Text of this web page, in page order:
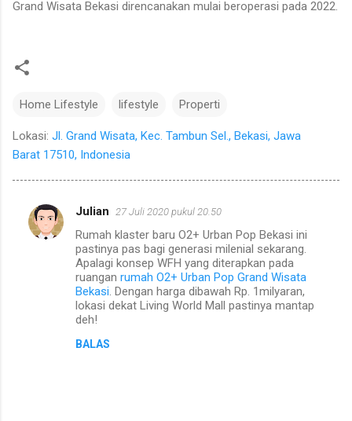
Grand Wisata Bekasi direncanakan mulai beroperasi pada 2022.
Home Lifestyle lifestyle Properti
Lokasi: Jl. Grand Wisata, Kec. Tambun Sel., Bekasi, Jawa
Barat 17510, Indonesia
K
Julian 27 Juli 2020 pukul 20.50
Rumah klaster baru O2+ Urban Pop Bekasi ini
pastinya pas bagi generasi milenial sekarang.
Apalagi konsep WFH yang diterapkan pada
ruangan rumah O2+ Urban Pop Grand Wisata
Bekasi. Dengan harga dibawah Rp. 1milyaran,
lokasi dekat Living World Mall pastinya mantap
deh!
BALAS